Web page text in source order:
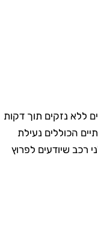
ללא נזקים תוך דקות
הכוללים נעילת
רכב שיודעים לפרוץ